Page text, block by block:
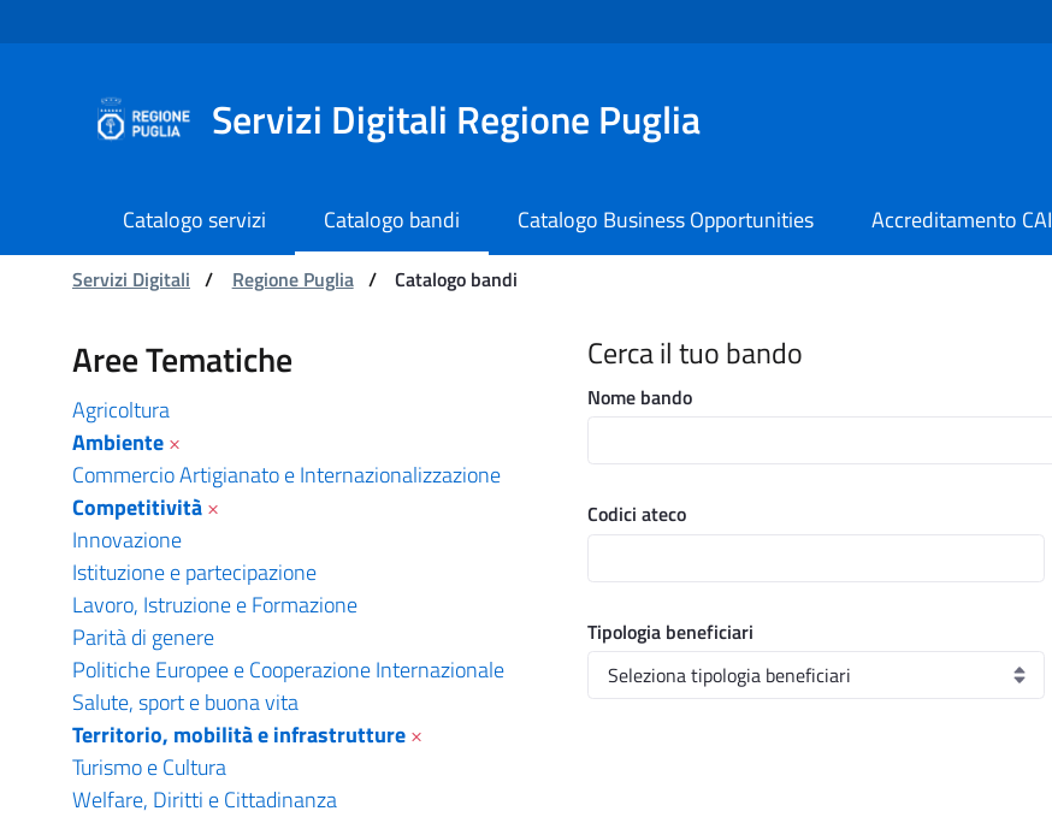
Navigazione
Servizi Digitali Regione Puglia
Catalogo servizi Catalogo bandi Catalogo Business Opportunities
Accreditamento CAI
Ti trovi in:
Servizi Digitali / Regione Puglia / Catalogo bandi
Catalogo bandi - Servizi Digitali Regione Puglia
Aree Tematiche
Agricoltura
Ambiente×
Commercio Artigianato e Internazionalizzazione
Competitività×
Innovazione
Istituzione e partecipazione
Lavoro, Istruzione e Formazione
Parità di genere
Politiche Europee e Cooperazione Internazionale
Salute, sport e buona vita
Territorio, mobilità e infrastrutture×
Turismo e Cultura
Welfare, Diritti e Cittadinanza
Cerca il tuo bando
Nome bando
Codici ateco
Tipologia beneficiari